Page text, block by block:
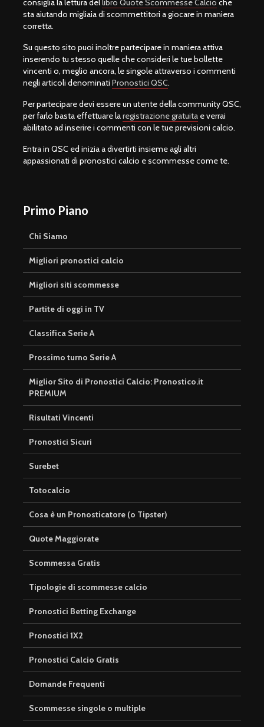
consiglia la lettura dellibro Quote Scommesse Calcio che
sta aiutando migliaia di scommettitori a giocare in maniera
corretta.
Su questo sito puoi inoltre partecipare in maniera attiva
inserendo tu stesso quelle che consideri le tue bollette
vincenti o, meglio ancora, le singole attraverso i commenti
negli articoli denominati Pronostici QSC.
Per partecipare devi essere un utente della community QSC,
per farlo basta effettuare laregistrazione gratuita e verrai
abilitato ad inserire i commenti con le tue previsioni calcio.
Entra in QSC ed inizia a divertirti insieme agli altri
appassionati di pronostici calcio e scommesse come te.
Primo Piano
Chi Siamo
Migliori pronostici calcio
Migliori siti scommesse
Partite di oggi in TV
Classifica Serie A
Prossimo turno Serie A
Miglior Sito di Pronostici Calcio: Pronostico.it
PREMIUM
Risultati Vincenti
Pronostici Sicuri
Surebet
Totocalcio
Cosa è un Pronosticatore (o Tipster)
Quote Maggiorate
Scommessa Gratis
Tipologie di scommesse calcio
Pronostici Betting Exchange
Pronostici 1X2
Pronostici Calcio Gratis
Domande Frequenti
Scommesse singole o multiple